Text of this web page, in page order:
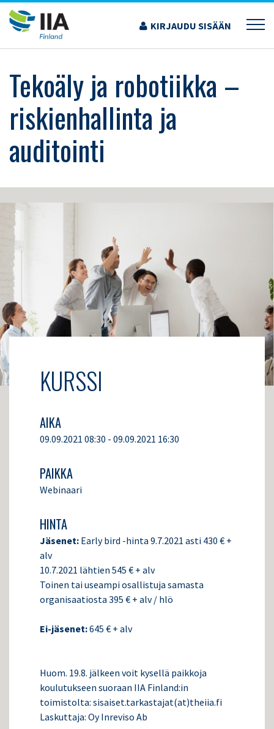
Siirry
sisältöön
KIRJAUDU SISÄÄN
›KOULUTUS JA TAPAHTUMAT
TEKOÄLY JA ROBOTIIKKA – RISKIENHALLINTA JA
AUDITOINTI
Tekoäly ja robotiikka –
riskienhallinta ja
auditointi
KURSSI
AIKA
09.09.2021 08:30 - 09.09.2021 16:30
PAIKKA
Webinaari
HINTA
Jäsenet: Early bird -hinta 9.7.2021 asti 430 € +
alv
10.7.2021 lähtien 545 € + alv
Toinen tai useampi osallistuja samasta
organisaatiosta 395 € + alv / hlö
Ei-jäsenet:645 € + alv
Huom. 19.8. jälkeen voit kysellä paikkoja
koulutukseen suoraan IIA Finland:in
toimistolta: sisaiset.tarkastajat(at)theiia.fi
Laskuttaja: Oy Inreviso Ab